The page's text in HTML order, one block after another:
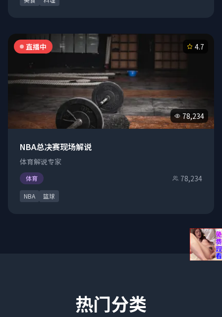
直播中
78,234
4.7
NBA总决赛现场解说
体育解说专家
体育 78,234
NBA 篮球
热门分类